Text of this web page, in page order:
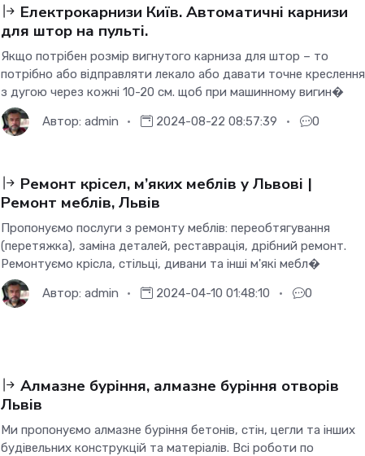
Електрокарнизи Київ. Автоматичні карнизи
для штор на пульті.
Якщо потрібен розмір вигнутого карниза для штор – то
потрібно або відправляти лекало або давати точне креслення
з дугою через кожні 10-20 см. щоб при машинному вигин�
Автор: admin 2024-08-22 08:57:39 0
Ремонт крісел, м’яких меблів у Львові |
Ремонт меблів, Львів
Пропонуємо послуги з ремонту меблів: переобтягування
(перетяжка), заміна деталей, реставрація, дрібний ремонт.
Ремонтуємо крісла, стільці, дивани та інші м'які мебл�
Автор: admin 2024-04-10 01:48:10 0
Алмазне буріння, алмазне буріння отворів
Львів
Ми пропонуємо алмазне буріння бетонів, стін, цегли та інших
будівельних конструкцій та матеріалів. Всі роботи по